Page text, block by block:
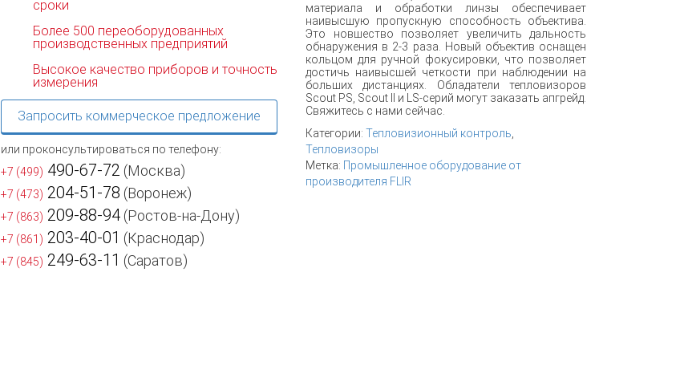
сроки
Более 500 переоборудованных
производственных предприятий
Высокое качество приборов и точность
измерения
Запросить коммерческое предложение
или проконсультироваться по телефону:
+7 (499) 490-67-72 (Москва)
+7 (473) 204-51-78 (Воронеж)
+7 (863) 209-88-94 (Ростов-на-Дону)
+7 (861) 203-40-01 (Краснодар)
+7 (845) 249-63-11 (Саратов)
материала и обработки линзы обеспечивает
наивысшую пропускную способность объектива.
Это новшество позволяет увеличить дальность
обнаружения в 2-3 раза. Новый объектив оснащен
кольцом для ручной фокусировки, что позволяет
достичь наивысшей четкости при наблюдении на
больших дистанциях. Обладатели тепловизоров
Scout PS, Scout II и LS-серий могут заказать апгрейд.
Свяжитесь с нами сейчас.
Категории: Тепловизионный контроль
Тепловизоры
Метка: Промышленное оборудование от
производителя FLIR